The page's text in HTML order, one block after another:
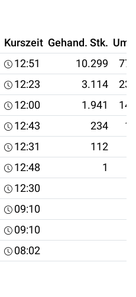
Kurszeit Gehand. Stk.
12:51 10.299
12:23 3.114
12:00 1.941
12:43 234
12:31 112
12:48
1
12:30
09:10
09:10
08:02